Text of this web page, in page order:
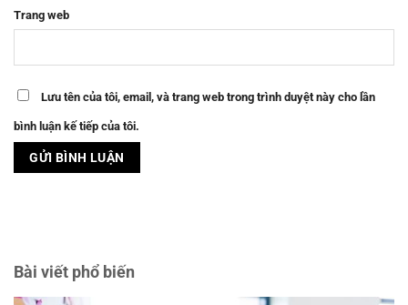
Trang web
Lưu tên của tôi, email, và trang web trong trình duyệt này cho lần
bình luận kế tiếp của tôi.
Bài viết phổ biến